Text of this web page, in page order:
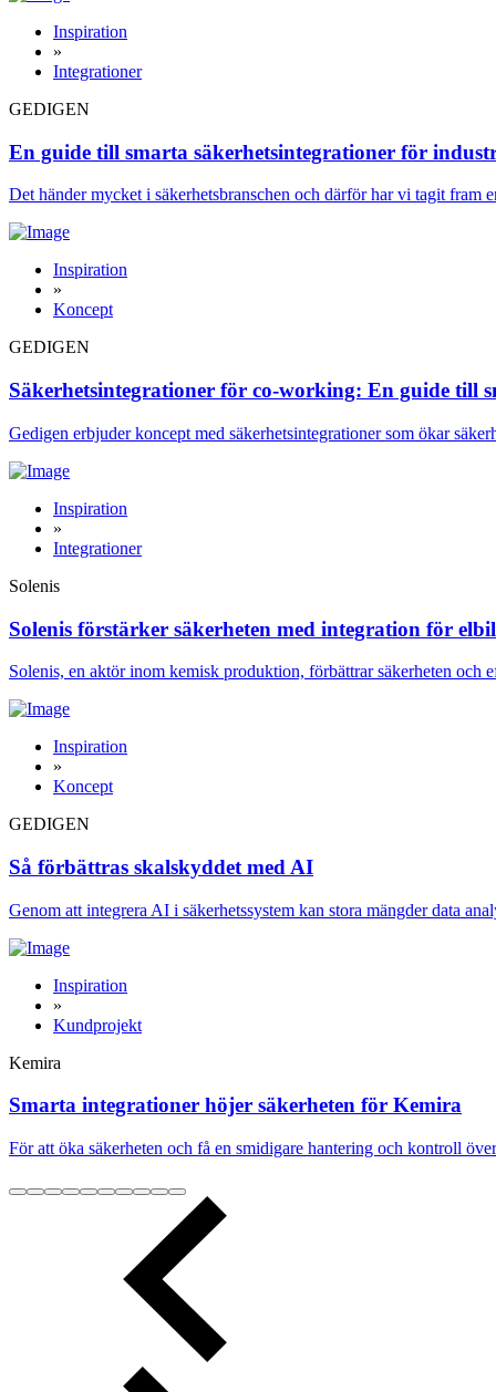
Inspiration
»
Integrationer
GEDIGEN
En guide till smarta säkerhetsintegrationer för
Det händer mycket i säkerhetsbranschen och därför har vi tagit fram
Inspiration
»
Koncept
GEDIGEN
Säkerhetsintegrationer för co-working: En guide till
Gedigen erbjuder koncept med säkerhetsintegrationer som ökar
Inspiration
»
Integrationer
Solenis
Solenis förstärker säkerheten med integration för
Solenis, en aktör inom kemisk produktion, förbättrar säkerheten och
Inspiration
»
Koncept
GEDIGEN
Så förbättras skalskyddet med AI
Genom att integrera AI i säkerhetssystem kan stora mängder data
Inspiration
»
Kundprojekt
Kemira
Smarta integrationer höjer säkerheten för Kemira
För att öka säkerheten och få en smidigare hantering och kontroll